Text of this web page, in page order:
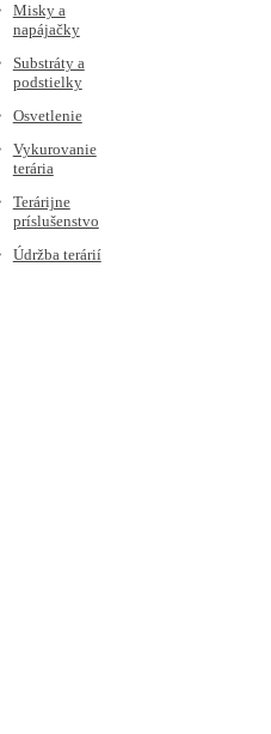
Misky a
napájačky
Substráty a
podstielky
Osvetlenie
Vykurovanie
terária
Terárijne
príslušenstvo
Údržba terárií